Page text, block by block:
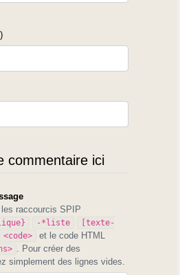
commentaire ici
raccourcis SPIP
-*liste
[texte-
<code> et le code HTML
. Pour créer des
simplement des lignes vides.